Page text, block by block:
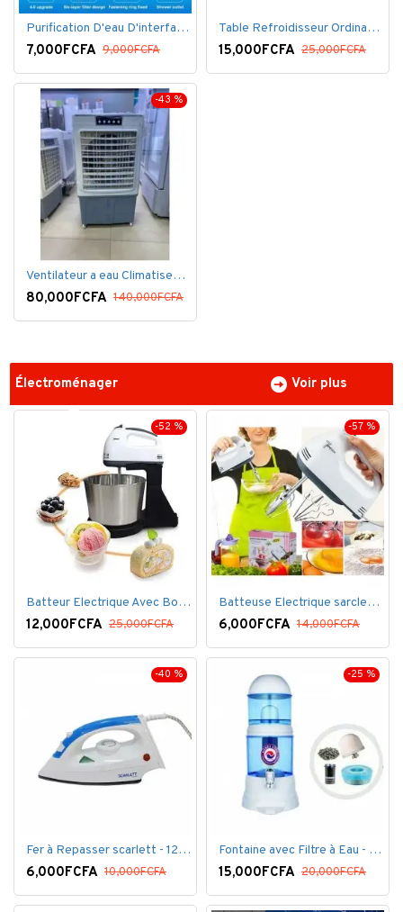
Purification D'eau D'interface De Filtre De Robinet
7,000FCFA 9,000FCFA
Table Refroidisseur Ordinateur Portable
15,000FCFA 25,000FCFA
-43 %
Ventilateur a eau Climatiseur Mobile Grand Model.
80,000FCFA 140,000FCFA
Électroménager Voir plus
-52 %
Batteur Electrique Avec Bol en inox
12,000FCFA 25,000FCFA
-57 %
Batteuse Electrique sarclette à main– 7 vitesses
6,000FCFA 14,000FCFA
-40 %
Fer à Repasser scarlett - 1200 W - Bleu Blanc
6,000FCFA 10,000FCFA
-25 %
Fontaine avec Filtre à Eau - 16 Litres - Blanc
15,000FCFA 20,000FCFA